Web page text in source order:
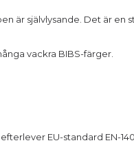
är självlysande. Det är en
vackra BIBS-färger.
EU-standard EN-